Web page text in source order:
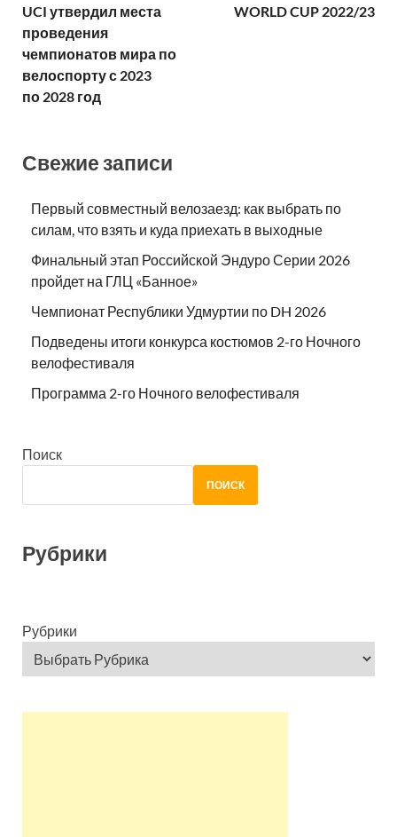
UCI утвердил места
проведения
чемпионатов мира по
велоспорту с 2023
по 2028 год
WORLD CUP 2022/23
Свежие записи
Первый совместный велозаезд: как выбрать по
силам, что взять и куда приехать в выходные
Финальный этап Российской Эндуро Серии 2026
пройдет на ГЛЦ «Банное»
Чемпионат Республики Удмуртии по DH 2026
Подведены итоги конкурса костюмов 2-го Ночного
велофестиваля
Программа 2-го Ночного велофестиваля
Поиск
ПОИСК
Рубрики
Рубрики